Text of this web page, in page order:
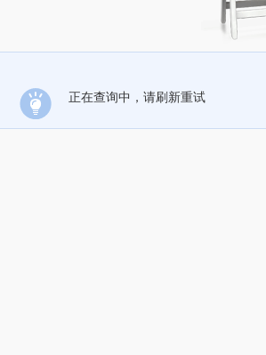
正在查询中，请刷新重试